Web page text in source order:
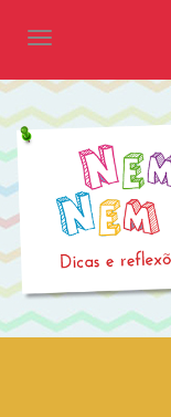
TOGGLE